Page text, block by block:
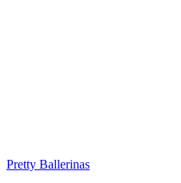
Pretty Ballerinas